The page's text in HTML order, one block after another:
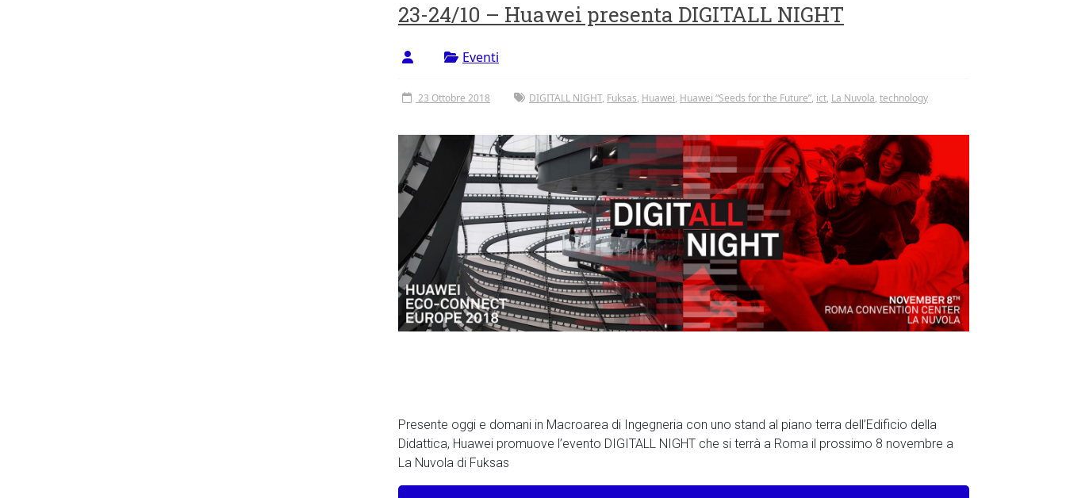
23-24/10 – Huawei presenta DIGITALL NIGHT
Eventi
23 Ottobre 2018 DIGITALL NIGHT, Fuksas, Huawei, Huawei “Seeds for the Future”, ict, La Nuvola, technology
Presente oggi e domani in Macroarea di Ingegneria con uno stand al piano terra dell’Edificio della
Didattica, Huawei promuove l’evento DIGITALL NIGHT che si terrà a Roma il prossimo 8 novembre a
La Nuvola di Fuksas